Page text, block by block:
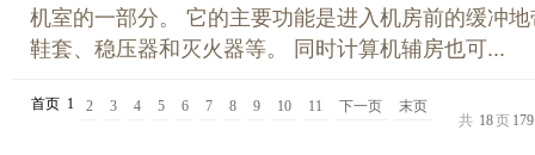
机室的一部分。 它的主要功能是进入机房前的缓冲
鞋套、稳压器和灭火器等。 同时计算机辅房也可...
首页 1 2 3 4 5 6 7 8 9 10 11 下一页
末页
共 18页 179